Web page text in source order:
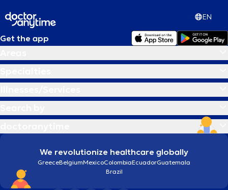
EN
Get the app
We revolutionize healthcare globally
GreeceBelgiumMexicoColombiaEcuadorGuatemala
Brazil